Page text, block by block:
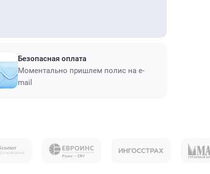
Безопасная оплата
Моментально пришлем полис на e-
mail